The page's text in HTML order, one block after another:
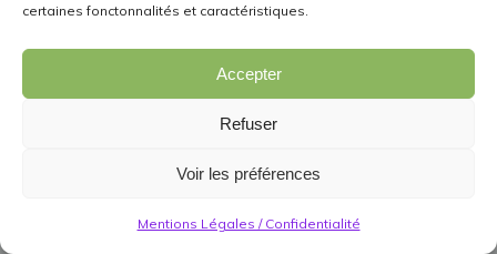
certaines fonctonnalités et caractéristiques.
Accepter
Refuser
Voir les préférences
Mentions Légales / Confidentialité
Région